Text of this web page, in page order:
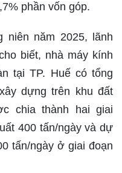
phần vốn góp.
năm 2025, lãnh
biết, nhà máy kính
tại TP. Huế có tổng
dựng trên khu đất
chia thành hai giai
400 tấn/ngày và dự
tấn/ngày ở giai đoạn